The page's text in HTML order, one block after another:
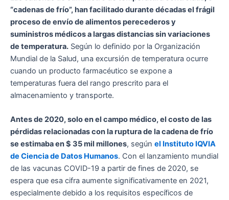
“cadenas de frío”, han facilitado durante décadas el frágil
proceso de envío de alimentos perecederos y
suministros médicos a largas distancias sin variaciones
de temperatura. Según lo definido por la Organización
Mundial de la Salud, una excursión de temperatura ocurre
cuando un producto farmacéutico se expone a
temperaturas fuera del rango prescrito para el
almacenamiento y transporte.
Antes de 2020, solo en el campo médico, el costo de las
pérdidas relacionadas con la ruptura de la cadena de frío
se estimaba en $ 35 mil millones, según el Instituto IQVIA
de Ciencia de Datos Humanos. Con el lanzamiento mundial
de las vacunas COVID-19 a partir de fines de 2020, se
espera que esa cifra aumente significativamente en 2021,
especialmente debido a los requisitos específicos de